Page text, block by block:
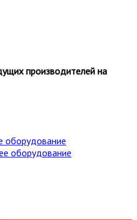
производителей на
оборудование
оборудование